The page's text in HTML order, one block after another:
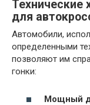
Технические
для
Автомобили,
определенными
позволяют им
гонки:
Мощный